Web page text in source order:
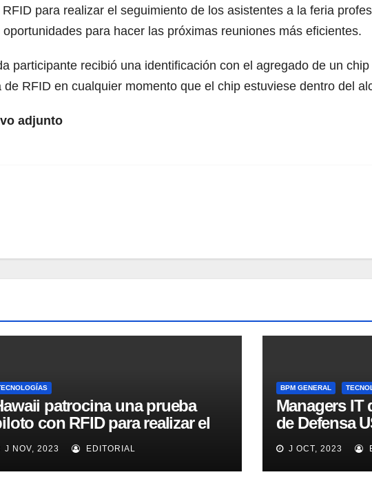
para realizar el seguimiento de los asistentes a la feria
para hacer las próximas reuniones más eficientes.
participante recibió una identificación con el agregado de un
RFID en cualquier momento que el chip estuviese dentro del
adjunto
patrocina una prueba
con RFID para realizar el
y control de
J NOV, 2023 EDITORIAL
BPM GENERAL
Managers IT
de Defensa
J OCT, 2023